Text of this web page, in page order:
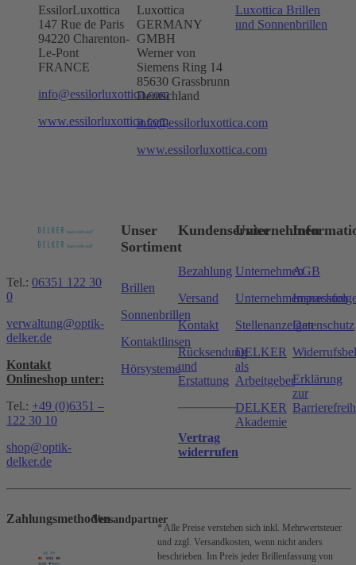
EssilorLuxottica
147 Rue de Paris
94220 Charenton-
Le-Pont
FRANCE
info@essilorluxottica.com
www.essilorluxottica.com
Luxottica
GERMANY
GMBH
Werner von
Siemens Ring 14
85630 Grassbrunn
Deutschland
info@essilorluxottica.com
www.essilorluxottica.com
Luxottica Brillen
und Sonnenbrillen
Tel.: 06351 122 30
0
verwaltung@optik-
delker.de
Kontakt
Onlineshop unter:
Tel.: +49 (0)6351 –
122 30 10
shop@optik-
delker.de
Unser
Sortiment
Brillen
Sonnenbrillen
Kontaktlinsen
Hörsysteme
Kundenservice
Bezahlung
Versand
Kontakt
Rücksendung
und
Erstattung
Vertrag
widerrufen
Unternehmen
Unternehmen
Stellenanzeigen
DELKER
als
Arbeitgeber
DELKER
Akademie
AGB
Impressum
Datenschutz
Erklärung
zur
ZahlungsmethodenVersandpartner
* Alle Preise verstehen sich inkl. Mehrwertsteuer
und zzgl. Versandkosten, wenn nicht anders
beschrieben. Im Preis jeder Brillenfassung von